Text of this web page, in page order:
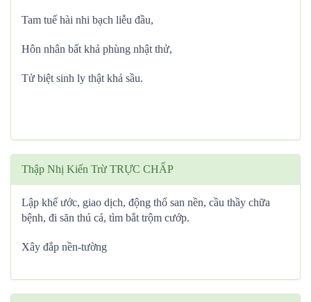
Tam tuế hài nhi bạch liễu đầu,
Hôn nhân bất khả phùng nhật thử,
Tử biệt sinh ly thật khả sầu.
Thập Nhị Kiến Trừ TRỰC CHẤP
Lập khế ước, giao dịch, động thổ san nền, cầu thầy chữa
bệnh, đi săn thú cá, tìm bắt trộm cướp.
Xây đắp nền-tường